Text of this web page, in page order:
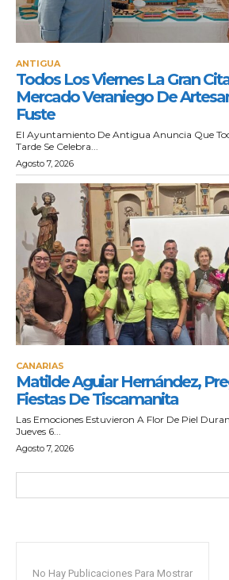
ANTIGUA
Todos Los Viernes La Gran
Mercado Veraniego De
Fuste
El Ayuntamiento De Antigua Anuncia Que
Tarde Se Celebra...
Agosto 7, 2026
CANARIAS
Matilde Aguiar Hernández,
Fiestas De Tiscamanita
Las Emociones Estuvieron A Flor De Piel
Jueves 6...
Agosto 7, 2026
No Hay Publicaciones Para Mostrar